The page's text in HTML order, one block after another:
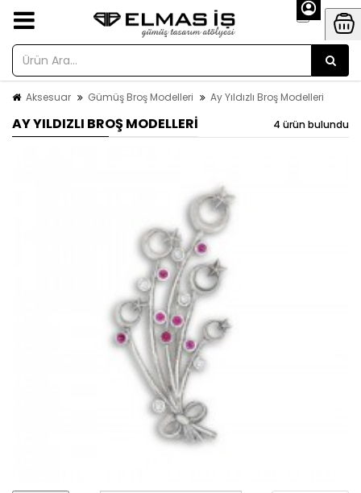
Aksesuar Gümüş Broş Modelleri Ay Yıldızlı Broş Modelleri
AY YILDIZLI BROŞ MODELLERI 4 ürün bulundu